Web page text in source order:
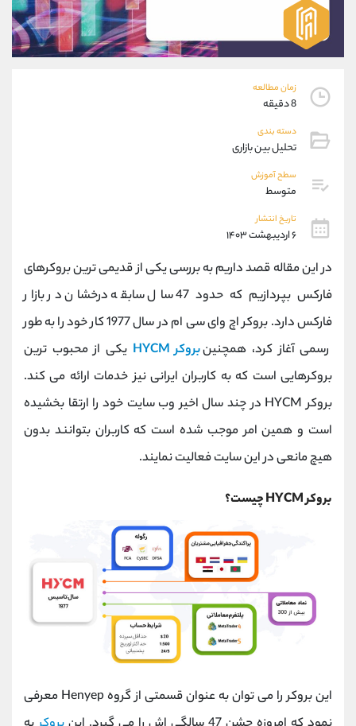
زمان مطالعه
8 دقیقه
دسته بندی
تحلیل بین بازاری
سطح آموزش
متوسط
تاریخ انتشار
۶ اردیبهشت ۱۴۰۳
در این مقاله قصد داریم به بررسی یکی از قدیمی ترین بروکرهای
فارکس بپردازیم که حدود 47 سال سابقه درخشان در بازار
فارکس دارد. بروکر اچ وای سی ام در سال 1977 کار خود را به طور
رسمی آغاز کرد، همچنینبروکر HYCM یکی از محبوب ترین
بروکرهایی است که به کاربران ایرانی نیز خدمات ارائه می کند.
بروکرHYCM در چند سال اخیر وب سایت خود را ارتقا بخشیده
است و همین امر موجب شده است که کاربران بتوانند بدون
هیچ مانعی در این سایت فعالیت نمایند.
بروکرHYCMچیست؟
این بروکر را می توان به عنوان قسمتی از گروهHenyep معرفی
09927779040
واتساپ شروع گفتگو
تلگرام @Armteam_admin_por
پشتیبان فروش
موبایل
واتساپ
داخلی
اطلاعات تماس (دفتر فروش)
تلفن 021-22021030
بدون پیش شماره 90001030
اینستاگرام @alireza.mehrabii
کانال تلگرام @alirezamehrabi_com